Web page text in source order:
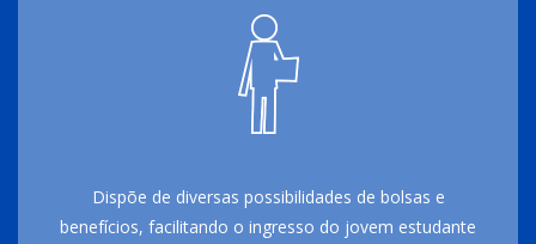
Dispõe de diversas possibilidades de bolsas e
benefícios, facilitando o ingresso do jovem estudante